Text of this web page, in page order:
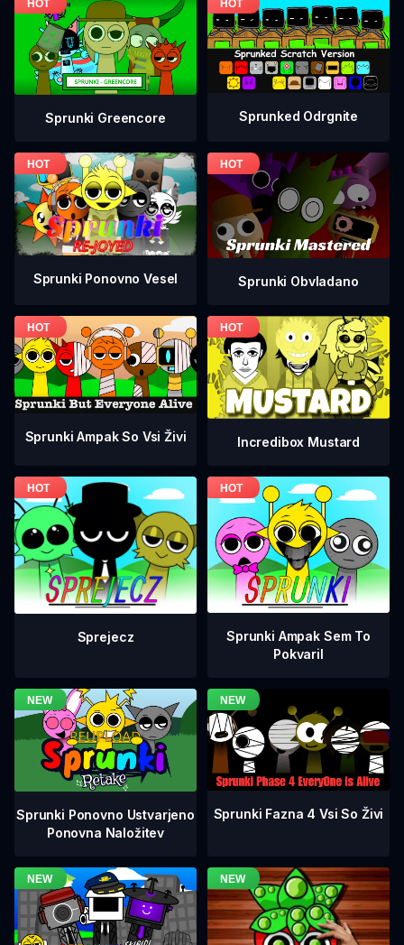
Sprunki Greencore Sprunked Odrgnite
Sprunki Ponovno Vesel Sprunki Obvladano
Sprunki Ampak So Vsi Živi Incredibox Mustard
Sprejecz
Sprunki Ampak Sem To
Pokvaril
Sprunki Ponovno Ustvarjeno
Ponovna Naložitev
Sprunki Fazna 4 Vsi So Živi